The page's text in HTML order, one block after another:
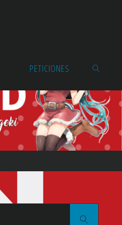
PETICIONES
BUSCAR
Buscar